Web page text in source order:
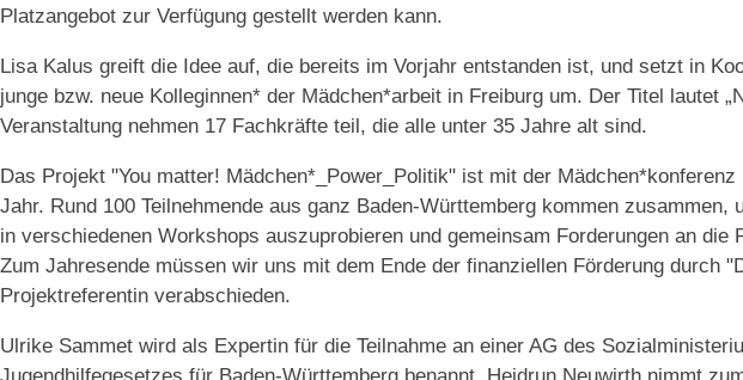
Platzangebot zur Verfügung gestellt werden kann.
Lisa Kalus greift die Idee auf, die bereits im Vorjahr entstanden ist, und setzt in
junge bzw. neue Kolleginnen* der Mädchen*arbeit in Freiburg um. Der Titel lautet
Veranstaltung nehmen 17 Fachkräfte teil, die alle unter 35 Jahre alt sind.
Das Projekt "You matter! Mädchen*_Power_Politik" ist mit der
Jahr. Rund 100 Teilnehmende aus ganz Baden-Württemberg kommen
in verschiedenen Workshops auszuprobieren und gemeinsam Forderungen an
Zum Jahresende müssen wir uns mit dem Ende der finanziellen Förderung durch
Projektreferentin verabschieden.
Ulrike Sammet wird als Expertin für die Teilnahme an einer AG des